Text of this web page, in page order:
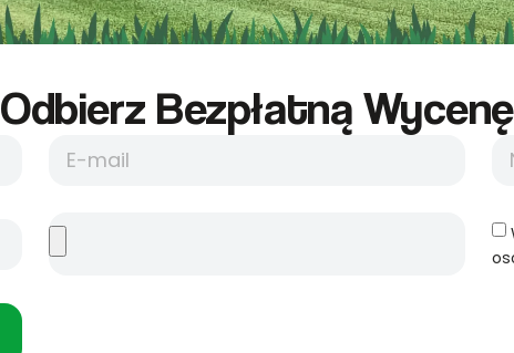
Odbierz Bezpłatną Wycenę